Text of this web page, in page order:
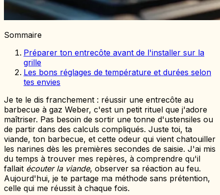
Sommaire
Préparer ton entrecôte avant de l'installer sur la
grille
Les bons réglages de température et durées selon
tes envies
Je te le dis franchement : réussir une entrecôte au
barbecue à gaz Weber, c'est un petit rituel que j'adore
maîtriser. Pas besoin de sortir une tonne d'ustensiles ou
de partir dans des calculs compliqués. Juste toi, ta
viande, ton barbecue, et cette odeur qui vient chatouiller
les narines dès les premières secondes de saisie. J'ai mis
du temps à trouver mes repères, à comprendre qu'il
fallait écouter la viande, observer sa réaction au feu.
Aujourd'hui, je te partage ma méthode sans prétention,
celle qui me réussit à chaque fois.